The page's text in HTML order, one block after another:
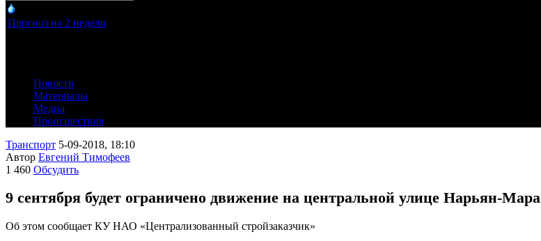
Прогноз на 2 недели
Новости
Материалы
Медиа
Происшествия
Транспорт 5-09-2018, 18:10
Автор Евгений Тимофеев
1 460 Обсудить
9 сентября будет ограничено движение на центральной улице Нарьян-Мара
Об этом сообщает КУ НАО «Централизованный стройзаказчик»